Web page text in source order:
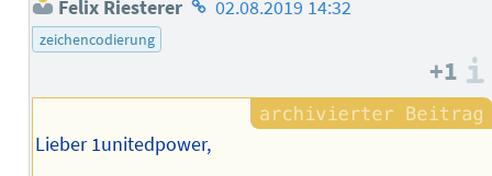
Felix Riesterer
02.08.2019 14:32
zeichencodierung
+1
Lieber 1unitedpower,